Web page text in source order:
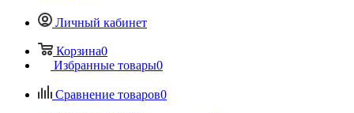
Личный кабинет
Корзина0
Избранные товары0
Сравнение товаров0